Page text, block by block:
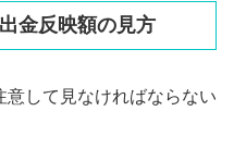
金反映額の見方
意して見なければならない